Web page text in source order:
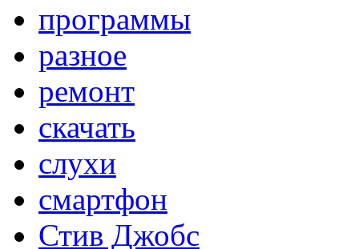
программы
разное
ремонт
скачать
слухи
смартфон
Стив Джобс